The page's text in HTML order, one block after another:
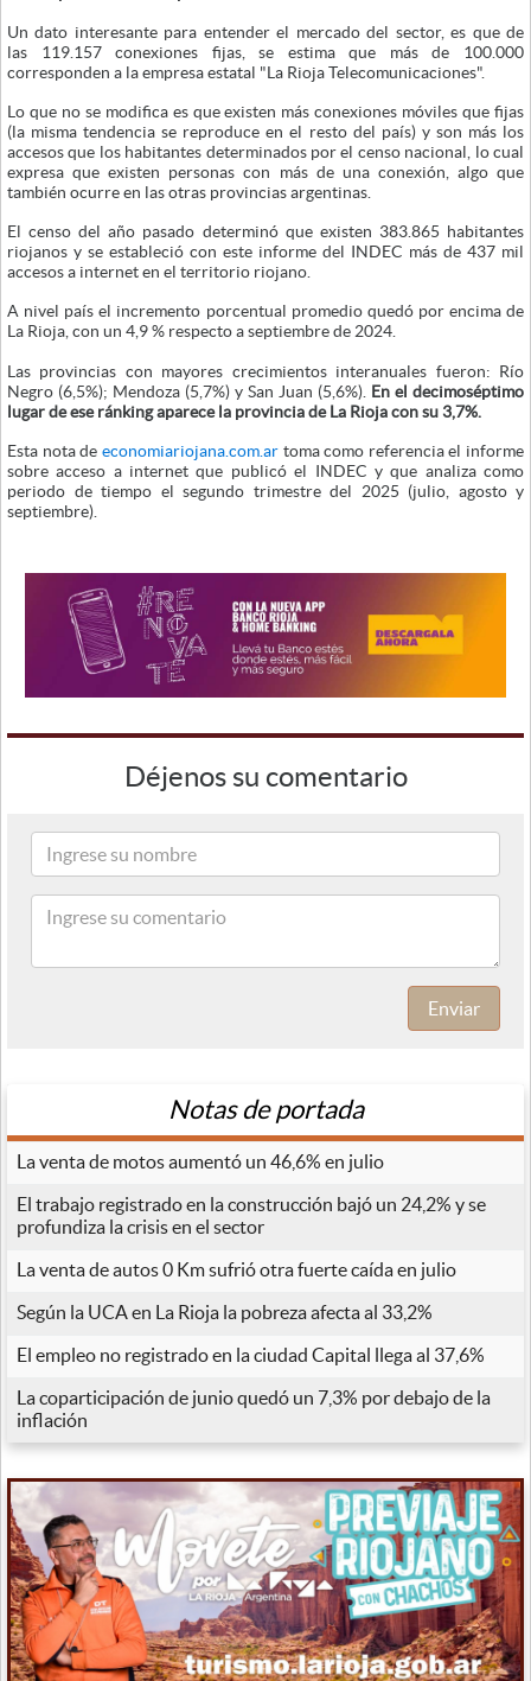
Un dato interesante para entender el mercado del sector, es que de
las 119.157 conexiones fijas, se estima que más de 100.000
corresponden a la empresa estatal "La Rioja Telecomunicaciones".
Lo que no se modifica es que existen más conexiones móviles que fijas
(la misma tendencia se reproduce en el resto del país) y son más los
accesos que los habitantes determinados por el censo nacional, lo cual
expresa que existen personas con más de una conexión, algo que
también ocurre en las otras provincias argentinas.
El censo del año pasado determinó que existen 383.865 habitantes
riojanos y se estableció con este informe del INDEC más de 437 mil
accesos a internet en el territorio riojano.
A nivel país el incremento porcentual promedio quedó por encima de
La Rioja, con un 4,9 % respecto a septiembre de 2024.
Las provincias con mayores crecimientos interanuales fueron: Río
Negro (6,5%); Mendoza (5,7%) y San Juan (5,6%). En el decimoséptimo
lugar de ese ránking aparece la provincia de La Rioja con su 3,7%.
Esta nota de economiariojana.com.ar toma como referencia el informe
sobre acceso a internet que publicó el INDEC y que analiza como
periodo de tiempo el segundo trimestre del 2025 (julio, agosto y
septiembre).
Déjenos su comentario
Enviar
Notas de portada
La venta de motos aumentó un 46,6% en julio
El trabajo registrado en la construcción bajó un 24,2% y se
profundiza la crisis en el sector
La venta de autos 0 Km sufrió otra fuerte caída en julio
Según la UCA en La Rioja la pobreza afecta al 33,2%
El empleo no registrado en la ciudad Capital llega al 37,6%
La coparticipación de junio quedó un 7,3% por debajo de la
inflación